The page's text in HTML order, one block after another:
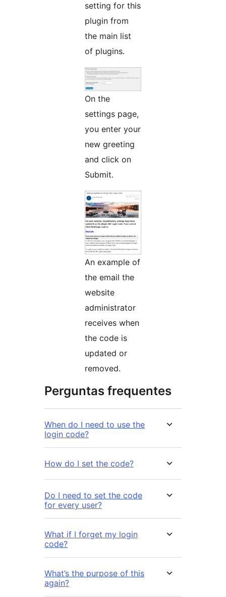
setting for this
plugin from
the main list
of plugins.
On the
settings page,
you enter your
new greeting
and click on
Submit.
An example of
the email the
website
administrator
receives when
the code is
updated or
removed.
Perguntas frequentes
When do I need to use the
login code?
How do I set the code?
Do I need to set the code
for every user?
What if I forget my login
code?
What’s the purpose of this
again?